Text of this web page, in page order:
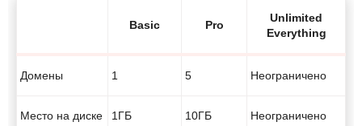
Basic Pro
Unlimited
Everything
Домены 1 5 Неограничено
Место на диске 1ГБ 10ГБ Неограничено